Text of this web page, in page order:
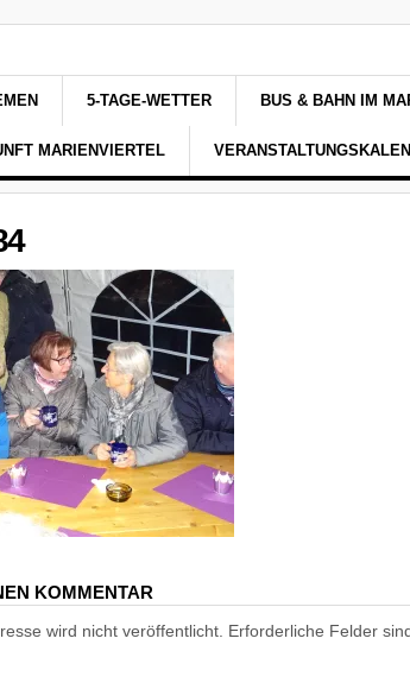
5-TAGE-WETTER BUS & BAHN IM
MARIENVIERTEL
KOMMENTAR
wird nicht veröffentlicht. Erforderliche Felder